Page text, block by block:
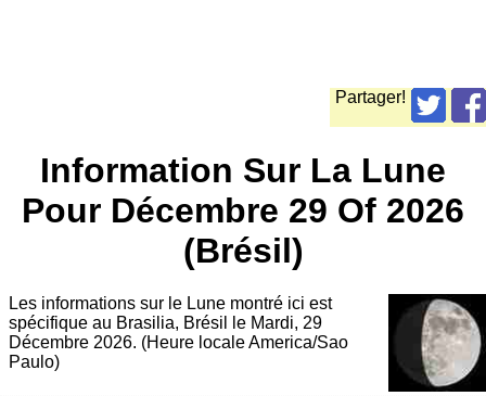
Partager!
Information Sur La Lune
Pour Décembre 29 Of 2026
(Brésil)
Les informations sur le Lune montré ici est
spécifique au Brasilia, Brésil le Mardi, 29
Décembre 2026. (Heure locale America/Sao
Paulo)